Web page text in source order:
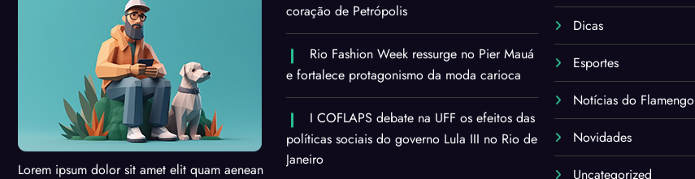
Lorem ipsum dolor sit amet elit quam aenean
coração de Petrópolis
Rio Fashion Week ressurge no Pier Mauá
e fortalece protagonismo da moda carioca
I COFLAPS debate na UFF os efeitos das
políticas sociais do governo Lula III no Rio de
Janeiro
Dicas
Esportes
Notícias do Flamengo
Novidades
Uncategorized